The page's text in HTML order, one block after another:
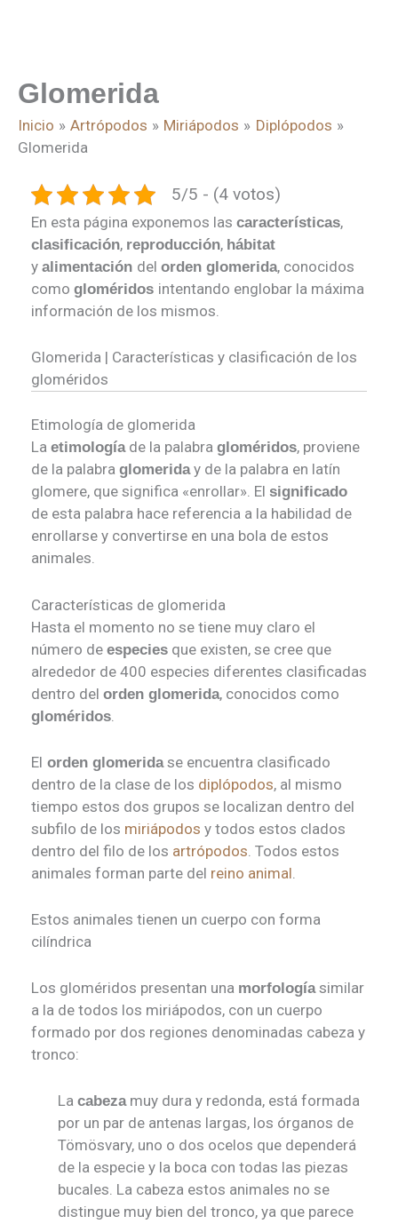
Glomerida
Inicio Artrópodos Miriápodos
Diplópodos
Glomerida
5/5 - (4 votos)
En esta página exponemos las características,
clasificación, reproducción, hábitat
y alimentación del orden glomerida, conocidos
como gloméridos intentando englobar la máxima
información de los mismos.
Glomerida | Características y clasificación de los
gloméridos
Etimología de glomerida
La etimologíade la palabra gloméridos, proviene
de la palabra glomeriday de la palabra en latín
glomere, que significa «enrollar». El significado
de esta palabra hace referencia a la habilidad de
enrollarse y convertirse en una bola de estos
animales.
Características de glomerida
Hasta el momento no se tiene muy claro el
número de especies que existen, se cree que
alrededor de 400 especies diferentes clasificadas
dentro del orden glomerida, conocidos como
gloméridos
El orden glomeridase encuentra clasificado
dentro de la clase de los diplópodos, al mismo
tiempo estos dos grupos se localizan dentro del
subfilo de los miriápodos y todos estos clados
dentro del filo de los artrópodos . Todos estos
animales forman parte del reino animal
Estos animales tienen un cuerpo con forma
cilíndrica
Los gloméridos presentan una morfologíasimilar
a la de todos los miriápodos, con un cuerpo
formado por dos regiones denominadas cabeza y
tronco:
La cabezamuy dura y redonda, está formada
por un par de antenas largas, los órganos de
Tömösvary, uno o dos ocelos que dependerá
de la especie y la boca con todas las piezas
bucales. La cabeza estos animales no se
distingue muy bien del tronco, ya que parece